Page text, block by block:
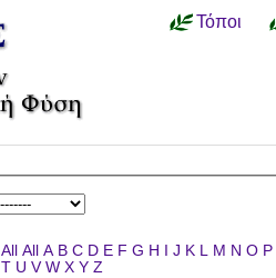
Τόποι
All All A B C D E F G H I J K L M N O P
T U V W X Y Z